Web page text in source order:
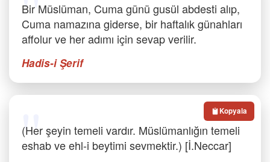
Bir Müslüman, Cuma günü gusül abdesti alıp,
Cuma namazına giderse, bir haftalık günahları
affolur ve her adımı için sevap verilir.
Hadis-i Şerif
(Her şeyin temeli vardır. Müslümanlığın temeli
eshab ve ehl-i beytimi sevmektir.) [İ.Neccar]
Kopyala